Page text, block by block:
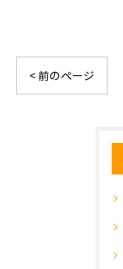
< 前のページ